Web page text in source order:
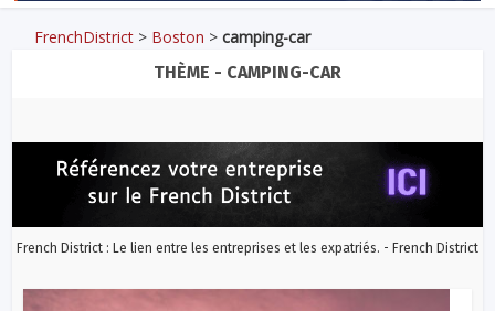
FrenchDistrict > Boston >camping-car
THÈME - CAMPING-CAR
French District : Le lien entre les entreprises et les expatriés. - French District